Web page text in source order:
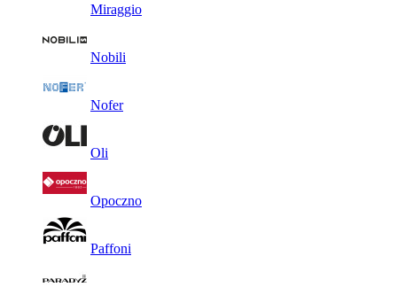
Miraggio
Nobili
Nofer
Oli
Opoczno
Paffoni